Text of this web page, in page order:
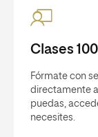
Clases
Fórmate con
directamente
puedas,
necesites.